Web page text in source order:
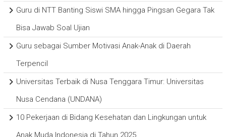
Guru di NTT Banting Siswi SMA hingga Pingsan Gegara Tak
Bisa Jawab Soal Ujian
Guru sebagai Sumber Motivasi Anak-Anak di Daerah
Terpencil
Universitas Terbaik di Nusa Tenggara Timur: Universitas
Nusa Cendana (UNDANA)
10 Pekerjaan di Bidang Kesehatan dan Lingkungan untuk
Anak Muda Indonesia di Tahun 2025